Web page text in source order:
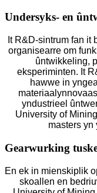
Undersyks- en
It R&D-sintrum fan it
organisearre om
ûntwikkeling,
eksperiminten. It
hawwe in
yndustrieel
University of
masters yn
Gearwurking
En ek in mienskiplik
skoallen en